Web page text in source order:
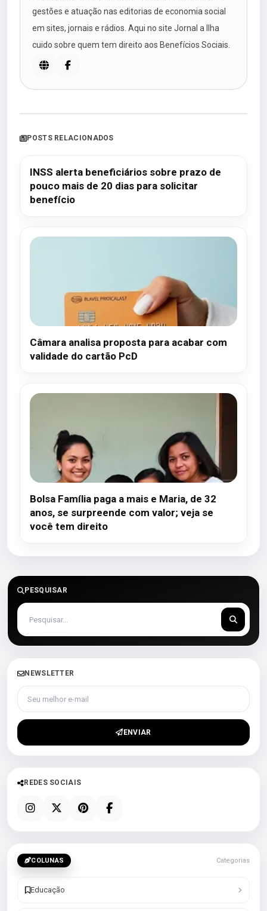
gestões e atuação nas editorias de economia social
em sites, jornais e rádios. Aqui no site Jornal a Ilha
cuido sobre quem tem direito aos Benefícios Sociais.
POSTS RELACIONADOS
INSS alerta beneficiários sobre prazo de
pouco mais de 20 dias para solicitar
benefício
Câmara analisa proposta para acabar com
validade do cartão PcD
Bolsa Família paga a mais e Maria, de 32
anos, se surpreende com valor; veja se
você tem direito
PESQUISAR
NEWSLETTER
Seu melhor e-mail
ENVIAR
REDES SOCIAIS
COLUNAS Categorias
Educação